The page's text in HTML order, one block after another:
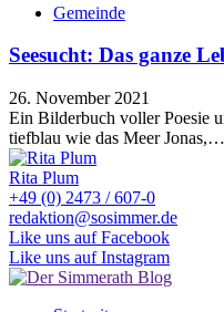
Gemeinde
Seesucht: Das ganze
26. November 2021
Ein Bilderbuch voller Poesie
tiefblau wie das Meer Jonas,…
Rita Plum
+49 (0) 2473 / 607-0
redaktion@sosimmer.de
Like uns auf Facebook
Like uns auf Instagram